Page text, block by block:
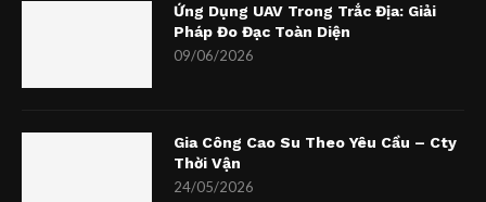
Ứng Dụng UAV Trong Trắc Địa: Giải
Pháp Đo Đạc Toàn Diện
09/06/2026
Gia Công Cao Su Theo Yêu Cầu – Cty
Thời Vận
24/05/2026